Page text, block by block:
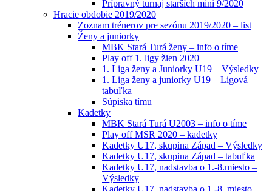
Prípravný turnaj starších mini 9/2020
Hracie obdobie 2019/2020
Zoznam trénerov pre sezónu 2019/2020 – list
Ženy a juniorky
MBK Stará Turá ženy – info o tíme
Play off 1. ligy žien 2020
1. Liga ženy a Juniorky U19 – Výsledky
1. Liga ženy a juniorky U19 – Ligová
tabuľka
Súpiska tímu
Kadetky
MBK Stará Turá U2003 – info o tíme
Play off MSR 2020 – kadetky
Kadetky U17, skupina Západ – Výsledky
Kadetky U17, skupina Západ – tabuľka
Kadetky U17, nadstavba o 1.-8.miesto –
Výsledky
Kadetky U17, nadstavba o 1.-8. miesto –